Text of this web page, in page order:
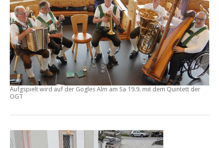
Aufgspielt wird auf der Gogles Alm am Sa 19.9. mit dem Quintett der
OGT